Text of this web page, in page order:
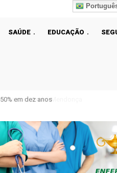
SAÚDE EDUCAÇÃO
em dez anos